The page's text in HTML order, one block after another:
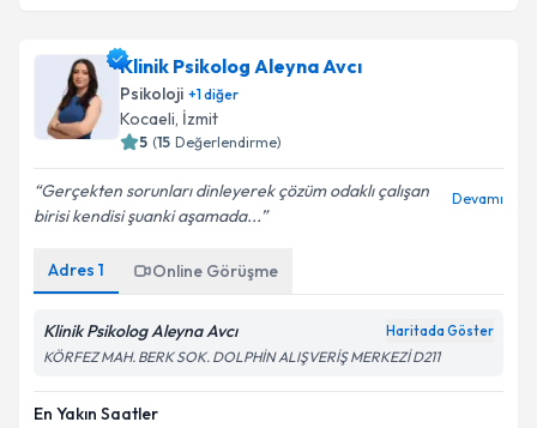
Klinik Psikolog Aleyna Avcı
Psikoloji +1diğer
Kocaeli, İzmit
5 (15 Değerlendirme)
Gerçekten sorunları dinleyerek çözüm odaklı çalışan
birisi kendisi şuanki aşamada...
Devamı
Adres 1 Online Görüşme
Klinik Psikolog Aleyna Avcı Haritada Göster
KÖRFEZ MAH. BERK SOK. DOLPHİN ALIŞVERİŞ MERKEZİ D211
En Yakın Saatler